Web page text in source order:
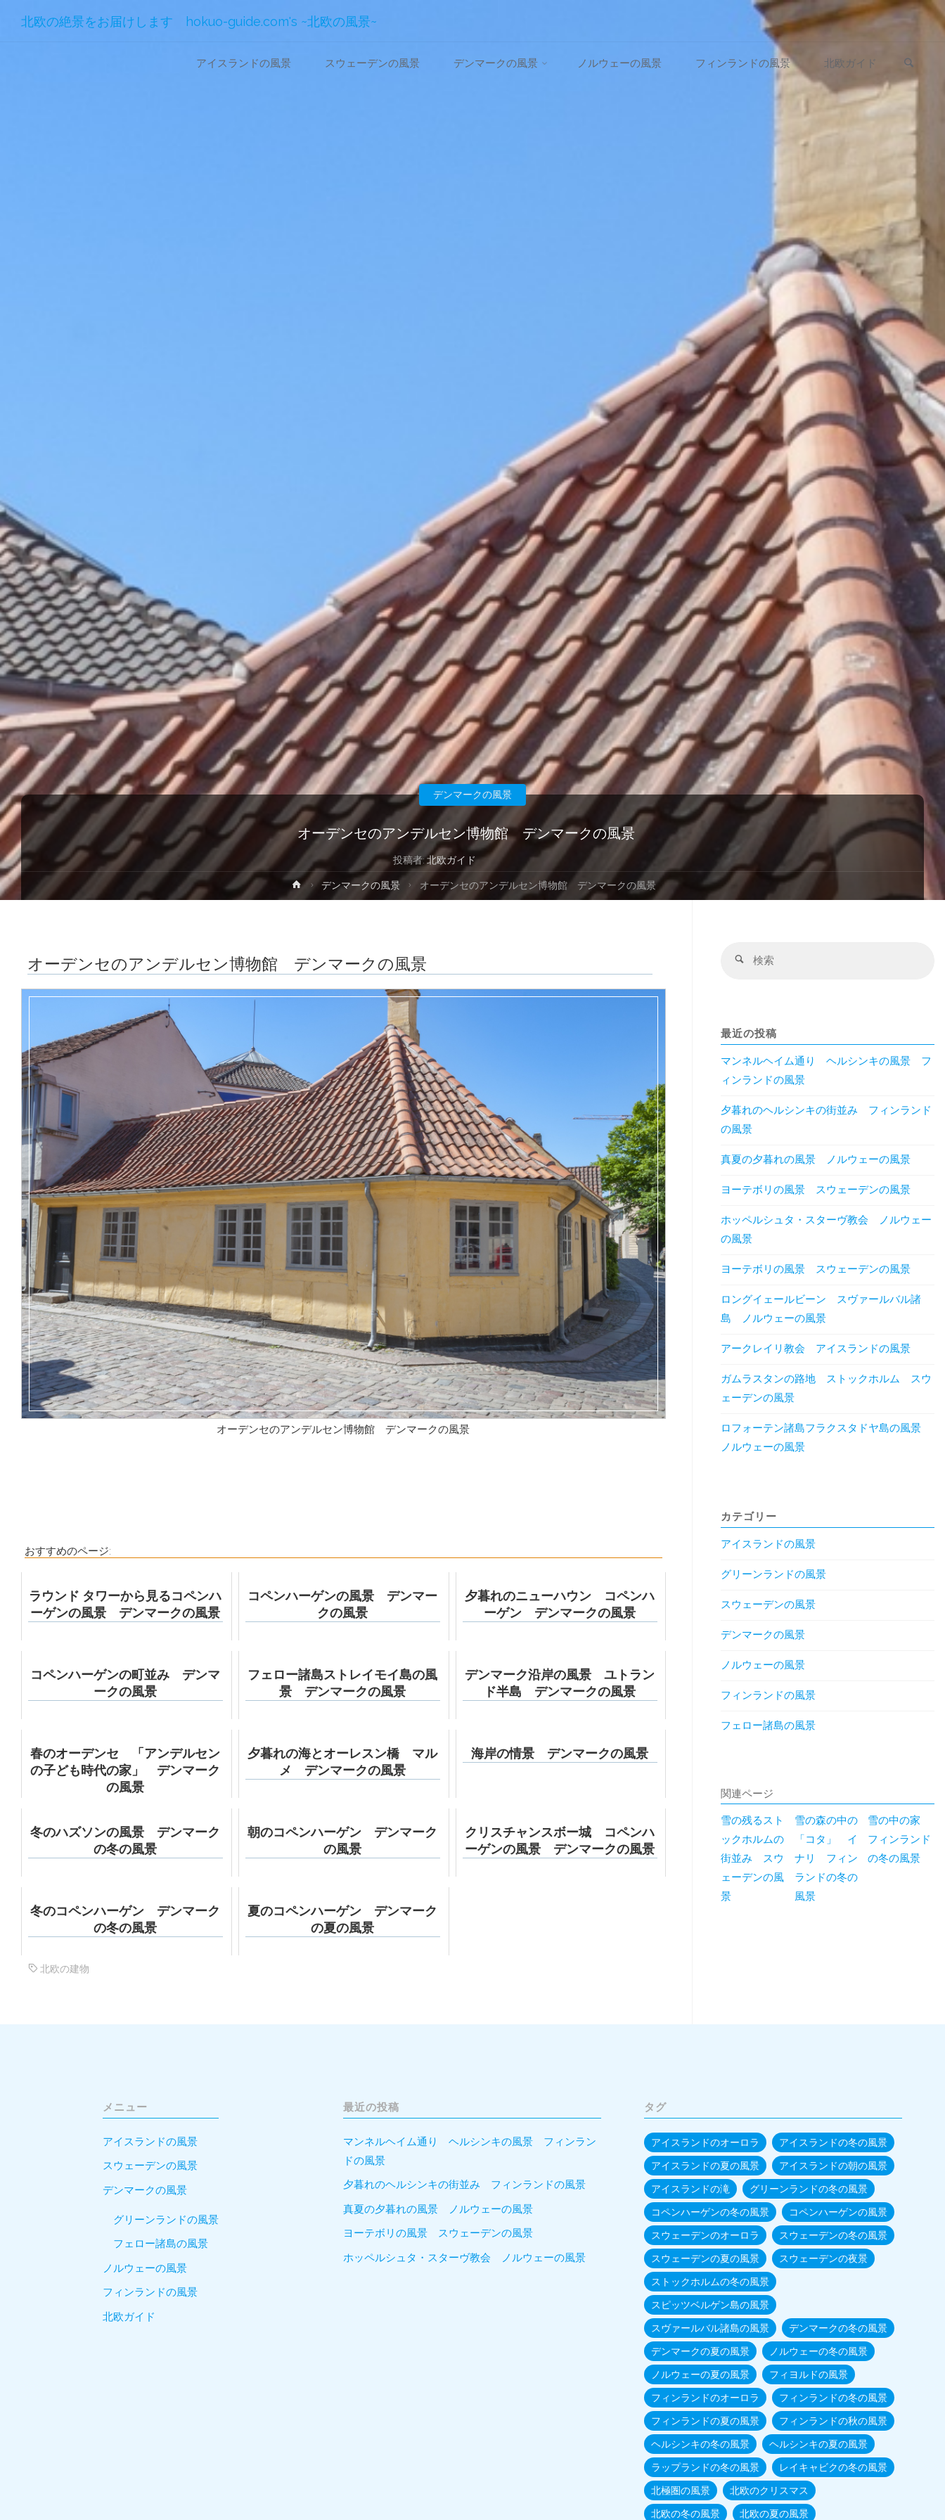
北欧の絶景をお届けします hokuo-guide.com's ~北欧の風景~
コ
アイスランドの風景 スウェーデンの風景 デンマークの風景 ノルウェーの風景 フィンランドの風景 北欧ガイド
オーデンセのアンデルセン博物館 デンマークの風景
投稿者:北欧ガイド
デンマークの風景
ホ
ー
デンマークの風景 オーデンセのアンデルセン博物館 デンマークの風景
オーデンセのアンデルセン博物館 デンマークの風景
オーデンセのアンデルセン博物館 デンマークの風景
おすすめのページ:
ラウンド タワーから見るコペンハ
ーゲンの風景 デンマークの風景
コペンハーゲンの風景 デンマー
クの風景
夕暮れのニューハウン コペンハ
ーゲン デンマークの風景
コペンハーゲンの町並み デンマ
ークの風景
フェロー諸島ストレイモイ島の風
景 デンマークの風景
デンマーク沿岸の風景 ユトラン
ド半島 デンマークの風景
春のオーデンセ 「アンデルセン
の子ども時代の家」 デンマーク
の風景
夕暮れの海とオーレスン橋 マル
メ デンマークの風景
海岸の情景 デンマークの風景
冬のハズソンの風景 デンマーク
の冬の風景
朝のコペンハーゲン デンマーク
の風景
クリスチャンスボー城 コペンハ
ーゲンの風景 デンマークの風景
冬のコペンハーゲン デンマーク
の冬の風景
夏のコペンハーゲン デンマーク
の夏の風景
北欧の建物
検
最近の投稿
マンネルヘイム通り ヘルシンキの風景 フ
ィンランドの風景
夕暮れのヘルシンキの街並み フィンランド
の風景
真夏の夕暮れの風景 ノルウェーの風景
ヨーテボリの風景 スウェーデンの風景
ホッペルシュタ・スターヴ教会 ノルウェー
の風景
ヨーテボリの風景 スウェーデンの風景
ロングイェールビーン スヴァールバル諸
島 ノルウェーの風景
アークレイリ教会 アイスランドの風景
ガムラスタンの路地 ストックホルム スウ
ェーデンの風景
ロフォーテン諸島フラクスタドヤ島の風景
ノルウェーの風景
カテゴリー
アイスランドの風景
グリーンランドの風景
スウェーデンの風景
デンマークの風景
ノルウェーの風景
フィンランドの風景
フェロー諸島の風景
関連ページ
雪の残るスト
ックホルムの
街並み スウ
ェーデンの風
景
雪の森の中の
「コタ」 イ
ナリ フィン
ランドの冬の
風景
雪の中の家
フィンランド
の冬の風景
メニュー
アイスランドの風景
スウェーデンの風景
デンマークの風景
グリーンランドの風景
フェロー諸島の風景
ノルウェーの風景
フィンランドの風景
北欧ガイド
最近の投稿
マンネルヘイム通り ヘルシンキの風景 フィンラン
ドの風景
夕暮れのヘルシンキの街並み フィンランドの風景
真夏の夕暮れの風景 ノルウェーの風景
ヨーテボリの風景 スウェーデンの風景
ホッペルシュタ・スターヴ教会 ノルウェーの風景
タグ
アイスランドのオーロラ アイスランドの冬の風景
アイスランドの夏の風景 アイスランドの朝の風景
アイスランドの滝 グリーンランドの冬の風景
コペンハーゲンの冬の風景 コペンハーゲンの風景
スウェーデンのオーロラ スウェーデンの冬の風景
スウェーデンの夏の風景 スウェーデンの夜景
ストックホルムの冬の風景
スピッツベルゲン島の風景
スヴァールバル諸島の風景 デンマークの冬の風景
デンマークの夏の風景 ノルウェーの冬の風景
ノルウェーの夏の風景 フィヨルドの風景
フィンランドのオーロラ フィンランドの冬の風景
フィンランドの夏の風景 フィンランドの秋の風景
ヘルシンキの冬の風景 ヘルシンキの夏の風景
ラップランドの冬の風景 レイキャビクの冬の風景
北極圏の風景 北欧のクリスマス
北欧の冬の風景 北欧の夏の風景